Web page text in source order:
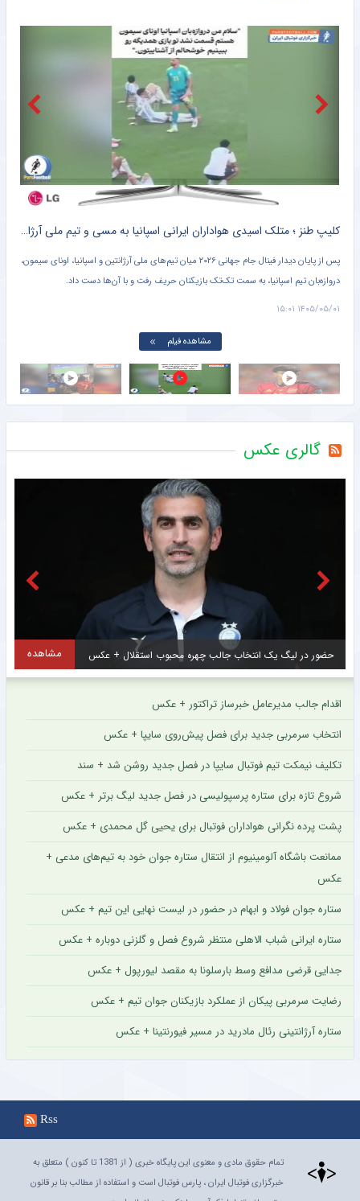
باشگاه خبرنگاران جوان زمان برگزاری اردوی اسکیت سواران اعزامی به پاراگوئه مشخص شد
مشتری جدید و لیگ برتری برای رامین رضاییان
خبرورزشی ویدیو| افتتاحیه پر سر و صدای فدراسیون برای رونمایی از VAR سیار/ حضور مهدی تاج در ون
منصوریان به دنبال جذب مدافع سابق استقلال
کلیپ طنز ؛ متلک اسیدی هواداران ایرانی اسپانیا به مسی و تیم ملی آرژانتین + سند
پس از پایان دیدار فینال جام جهانی ۲۰۲۶ میان تیم‌های ملی آرژانتین و اسپانیا، اونای سیمون،
دروازه‌بان تیم اسپانیا، به سمت تک‌تک بازیکنان حریف رفت و با آن‌ها دست داد.
۱۴۰۵/۰۵/۰۱ ۱۵:۰۱
مشاهده فیلم
گالری عکس
حضور در لیگ یک انتخاب جالب چهره محبوب استقلال + عکس مشاهده
اقدام جالب مدیرعامل خبرساز تراکتور + عکس
انتخاب سرمربی جدید برای فصل پیش‌روی سایپا + عکس
تکلیف نیمکت تیم فوتبال سایپا در فصل جدید روشن شد + سند
شروع تازه برای ستاره پرسپولیسی در فصل جدید لیگ برتر + عکس
پشت پرده نگرانی هواداران فوتبال برای یحیی گل محمدی + عکس
ممانعت باشگاه آلومینیوم از انتقال ستاره جوان خود به تیم‌های مدعی +
عکس
ستاره جوان فولاد و ابهام در حضور در لیست نهایی این تیم + عکس
ستاره ایرانی شباب الاهلی منتظر شروع فصل و گلزنی دوباره + عکس
جدایی قرضی مدافع وسط بارسلونا به مقصد لیورپول + عکس
رضایت سرمربی پیکان از عملکرد بازیکنان جوان تیم + عکس
ستاره آرژانتینی رئال مادرید در مسیر فیورنتینا + عکس
Rss
تمام حقوق مادی و معنوی این پایگاه خبری ( از 1381 تا کنون ) متعلق به
خبرگزاری فوتبال ایران ، پارس فوتبال است و استفاده از مطالب بنا بر قانون